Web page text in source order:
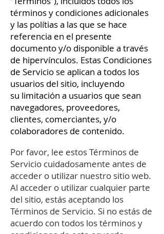
términos y condiciones adicionales
y las polítias a las que se hace
referencia en el presente
documento y/o disponible a través
de hipervínculos. Estas Condiciones
de Servicio se aplican a todos los
usuarios del sitio, incluyendo
su limitación a usuarios que sean
navegadores, proveedores,
clientes, comerciantes, y/o
colaboradores de contenido.
Por favor, lee estos Términos de
Servicio cuidadosamente antes de
acceder o utilizar nuestro sitio web.
Al acceder o utilizar cualquier parte
del sitio, estás aceptando los
Términos de Servicio. Si no estás de
acuerdo con todos los términos y